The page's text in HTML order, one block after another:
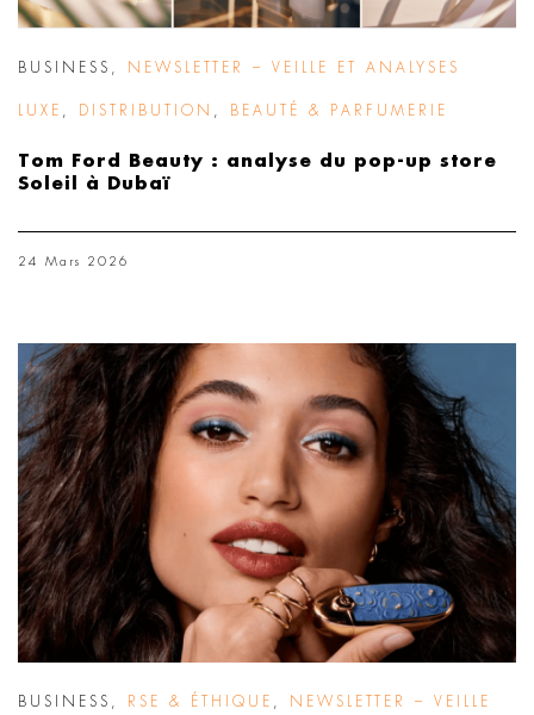
BUSINESS NEWSLETTER – VEILLE ET ANALYSES
LUXE DISTRIBUTION BEAUTÉ & PARFUMERIE
Tom Ford Beauty : analyse du pop-up store
Soleil à Dubaï
24 Mars 2026
BUSINESS RSE & ÉTHIQUE NEWSLETTER – VEILLE